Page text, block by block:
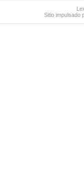
Sitio impulsado